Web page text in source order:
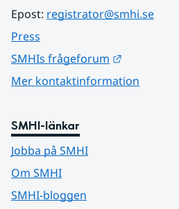
Epost: registrator@smhi.se
Press
SMHIs frågeforum
Mer kontaktinformation
SMHI-länkar
Jobba på SMHI
Om SMHI
SMHI-bloggen